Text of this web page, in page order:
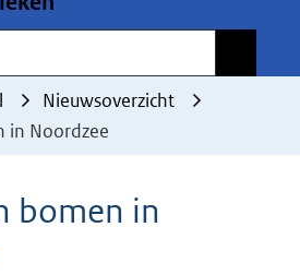
Nieuwsoverzicht
in Noordzee
bomen in